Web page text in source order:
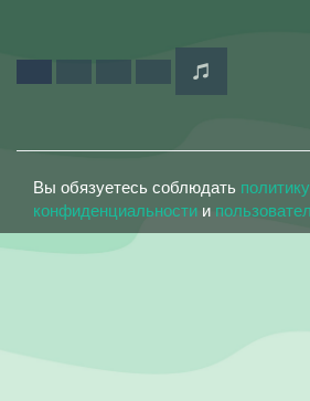
Вы обязуетесь соблюдать политику
конфиденциальности и